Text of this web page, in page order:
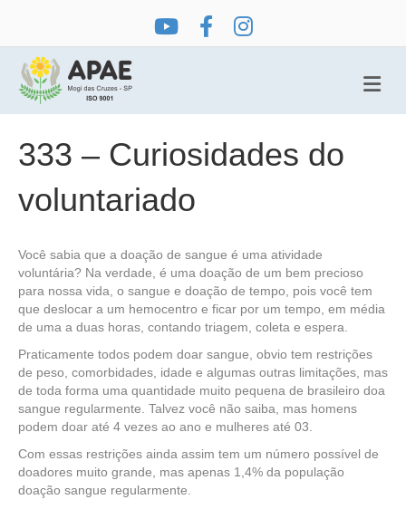
333 – Curiosidades do
voluntariado
Você sabia que a doação de sangue é uma atividade
voluntária? Na verdade, é uma doação de um bem precioso
para nossa vida, o sangue e doação de tempo, pois você tem
que deslocar a um hemocentro e ficar por um tempo, em média
de uma a duas horas, contando triagem, coleta e espera.
Praticamente todos podem doar sangue, obvio tem restrições
de peso, comorbidades, idade e algumas outras limitações, mas
de toda forma uma quantidade muito pequena de brasileiro doa
sangue regularmente. Talvez você não saiba, mas homens
podem doar até 4 vezes ao ano e mulheres até 03.
Com essas restrições ainda assim tem um número possível de
doadores muito grande, mas apenas 1,4% da população
doação sangue regularmente.